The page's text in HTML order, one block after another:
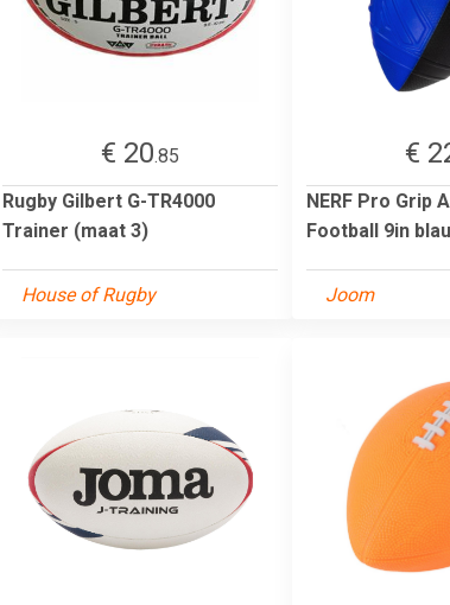
€ 20.85
Rugby Gilbert G-TR4000
Trainer (maat 3)
House of Rugby
€
NERF Pro Grip
Football 9in
Joom